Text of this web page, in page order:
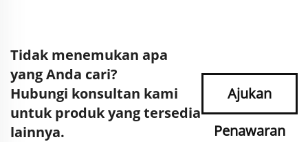
Tidak menemukan apa
yang Anda cari?
Hubungi konsultan kami
untuk produk yang tersedia
lainnya.
Ajukan
Penawaran